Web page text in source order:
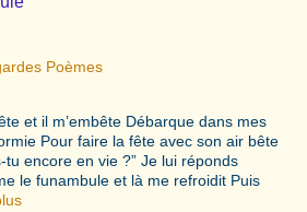
Poèmes
et il m’embête Débarque dans mes
Pour faire la fête avec son air bête
tu encore en vie ?” Je lui réponds
le funambule et là me refroidit Puis